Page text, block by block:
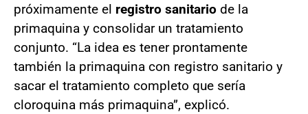
próximamente el registro sanitario de la
primaquina y consolidar un tratamiento
conjunto. “La idea es tener prontamente
también la primaquina con registro sanitario y
sacar el tratamiento completo que sería
cloroquina más primaquina”, explicó.